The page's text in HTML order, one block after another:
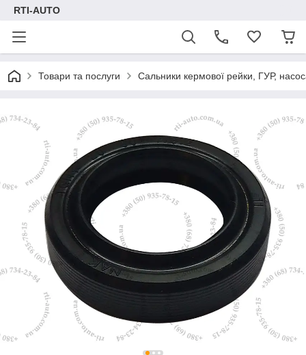
RTI-AUTO
Товари та послуги Сальники кермової рейки, ГУР,